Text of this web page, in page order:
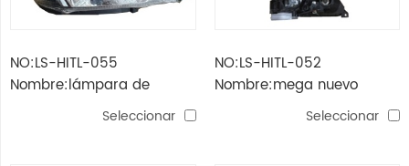
NO:LS-HITL-055
Nombre:lámpara de
cabeza dutro 2018Seleccionar
NO:LS-HITL-052
Nombre:mega nuevo
guardabosques vilidus
lámpara de cabeza (hid)
Seleccionar